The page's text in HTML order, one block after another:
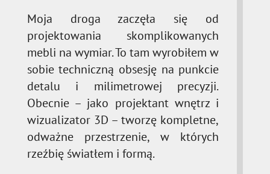
Moja droga zaczęła się od
projektowania skomplikowanych
mebli na wymiar. To tam wyrobiłem w
sobie techniczną obsesję na punkcie
detalu i milimetrowej precyzji.
Obecnie – jako projektant wnętrz i
wizualizator 3D – tworzę kompletne,
odważne przestrzenie, w których
rzeźbię światłem i formą.